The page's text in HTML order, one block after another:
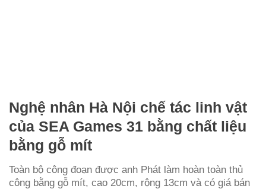
Nghệ nhân Hà Nội chế tác linh vật
của SEA Games 31 bằng chất liệu
bằng gỗ mít
Toàn bộ công đoạn được anh Phát làm hoàn toàn thủ
công bằng gỗ mít, cao 20cm, rộng 13cm và có giá bán